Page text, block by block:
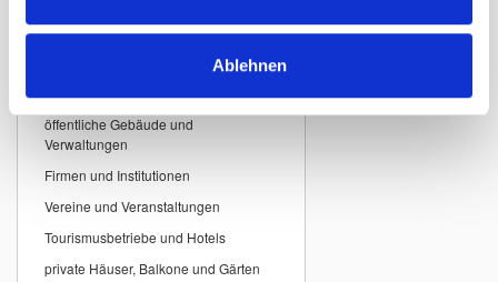
Ablehnen
Kantonsfahnen
Kantonsfahnen der Schweiz
öffentliche Gebäude und
Verwaltungen
Firmen und Institutionen
Vereine und Veranstaltungen
Tourismusbetriebe und Hotels
private Häuser, Balkone und Gärten